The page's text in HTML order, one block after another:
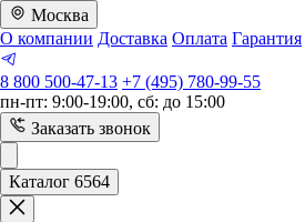
Москва
О компании Доставка Оплата Гарантия
8 800 500-47-13 +7 (495) 780-99-55
пн-пт: 9:00-19:00, сб: до 15:00
Заказать звонок
Каталог 6564